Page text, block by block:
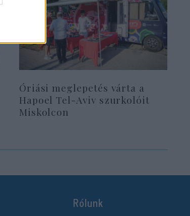
Óriási meglepetés várta a
Hapoel Tel-Aviv szurkolóit
Miskolcon
Rólunk